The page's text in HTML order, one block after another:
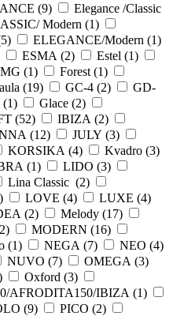
(9)
Elegance /Classic
Modern (1)
5) ELEGANCE/Modern (1)
ESMA (2) Estel (1)
(1) Forest (1)
(19) GC-4 (2)
GD-
(1) Glace (2)
(52) IBIZA (2)
(12) JULY (3)
KORSIKA (4) Kvadro (3)
(1) LIDO (3)
Lina Classic (2)
) LOVE (4) LUXE (4)
(2) Melody (17)
) MODERN (16)
(1) NEGA (7) NEO (4)
NUVO (7) OMEGA (3)
Oxford (3)
AFRODITA150/IBIZA (1)
(9) PICO (2)